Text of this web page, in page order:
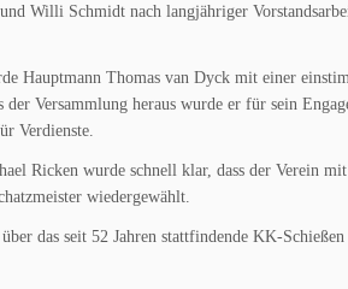
Willi Schmidt nach langjähriger
Hauptmann Thomas van Dyck mit einer
der Versammlung heraus wurde er für sein
Verdienste.
Ricken wurde schnell klar, dass der Verein
wiedergewählt.
das seit 52 Jahren stattfindende KK-